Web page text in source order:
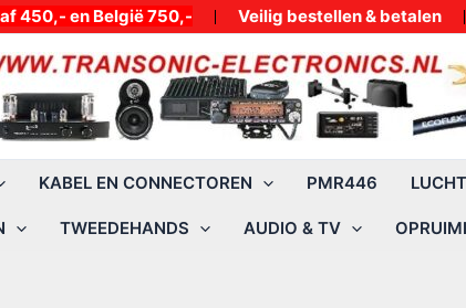
en België 750,- Veilig bestellen & betalen
KABEL EN CONNECTOREN PMR446
TWEEDEHANDS AUDIO & TV